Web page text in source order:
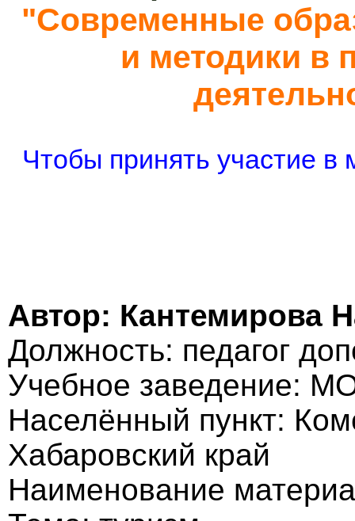
"Современные
и методики в
Чтобы принять участие
Автор: Кантемирова
Должность: педагог
Учебное заведение:
Населённый пункт:
Хабаровский край
Наименование